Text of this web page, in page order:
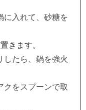
に入れて、砂糖を
きます。
したら、鍋を強火
クをスプーンで取